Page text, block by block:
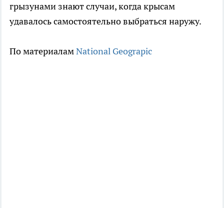
грызунами знают случаи, когда крысам
удавалось самостоятельно выбраться наружу.
По материаламNational Geograpic